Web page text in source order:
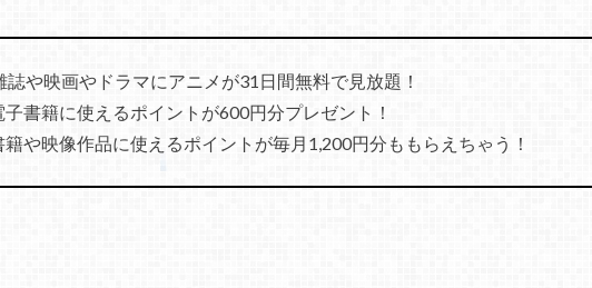
や映画やドラマにアニメが31日間無料で見放題！
書籍に使えるポイントが600円分プレゼント！
や映像作品に使えるポイントが毎月1,200円分ももらえちゃう！